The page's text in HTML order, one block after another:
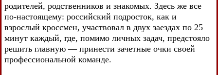
родителей, родственников и знакомых. Здесь же все
по-настоящему: российский подросток, как и
взрослый кроссмен, участвовал в двух заездах по 25
минут каждый, где, помимо личных задач, предстояло
решить главную — принести зачетные очки своей
профессиональной команде.